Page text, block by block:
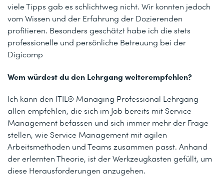
viele Tipps gab es schlichtweg nicht. Wir konnten jedoch
vom Wissen und der Erfahrung der Dozierenden
profitieren. Besonders geschätzt habe ich die stets
professionelle und persönliche Betreuung bei der
Digicomp
Wem würdest du den Lehrgang weiterempfehlen?
Ich kann den ITIL® Managing Professional Lehrgang
allen empfehlen, die sich im Job bereits mit Service
Management befassen und sich immer mehr der Frage
stellen, wie Service Management mit agilen
Arbeitsmethoden und Teams zusammen passt. Anhand
der erlernten Theorie, ist der Werkzeugkasten gefüllt, um
diese Herausforderungen anzugehen.